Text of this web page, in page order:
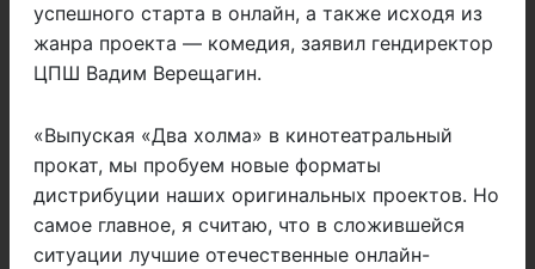
успешного старта в онлайн, а также исходя из
жанра проекта — комедия, заявил гендиректор
ЦПШ Вадим Верещагин.
«Выпуская «Два холма» в кинотеатральный
прокат, мы пробуем новые форматы
дистрибуции наших оригинальных проектов. Но
самое главное, я считаю, что в сложившейся
ситуации лучшие отечественные онлайн-